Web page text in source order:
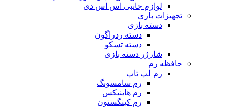
لوازم جانبی اس اس دی
تجهیزات بازی
دسته بازی
دسته ردراگون
دسته تسکو
شارژر دسته بازی
حافظه رم
رم لپ تاپ
رم سامسونگ
رم هاینیکس
رم کینگستون